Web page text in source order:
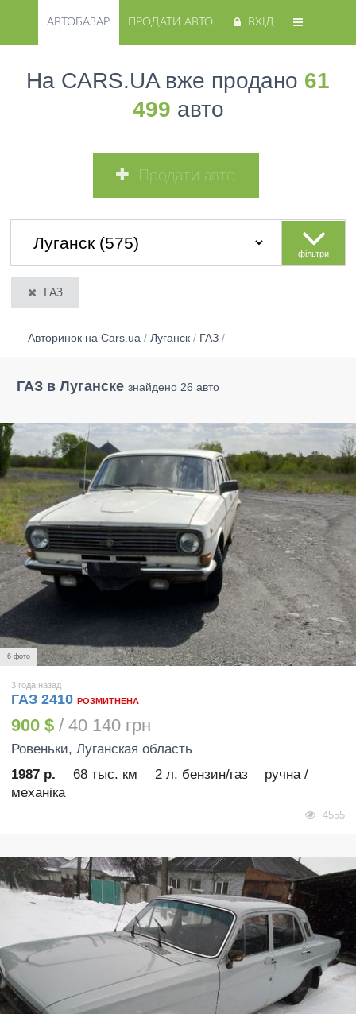
АВТОБАЗАР ПРОДАТИ АВТО ВХІД
На CARS.UA вже продано 61
499 авто
Продати авто
фільтри
ГАЗ
Авторинок на Cars.ua / Луганск / ГАЗ /
ГАЗ в Луганске знайдено 26 авто
6 фото
3 года назад
ГАЗ 2410 РОЗМИТНЕНА
900 $ / 40 140 грн
Ровеньки, Луганская область
1987 р.
68 тыс. км 2 л. бензин/газ
ручна /
механіка
4555